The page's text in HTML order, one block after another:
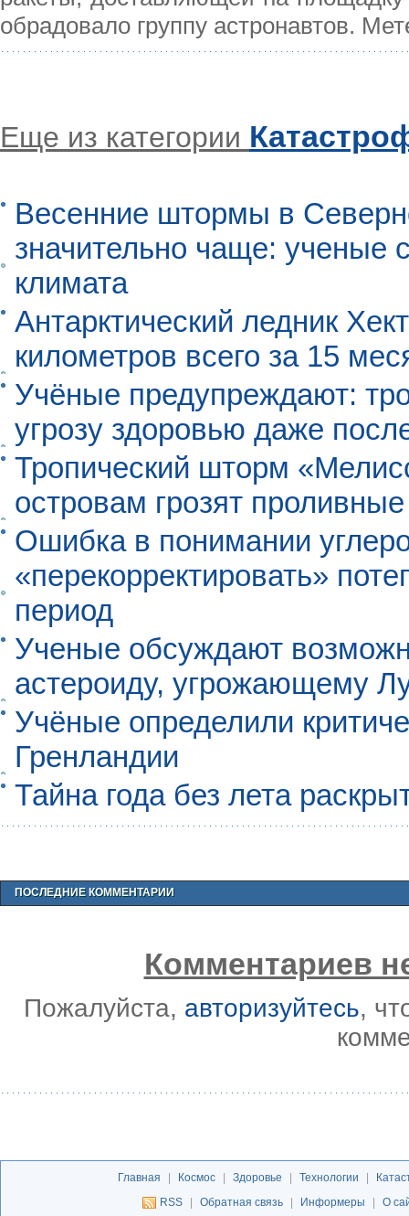
обрадовало группу астронавтов.
Еще из категории
Весенние штормы в
значительно чаще: ученые
климата
Антарктический ледник
километров всего за 15
Учёные предупреждают:
угрозу здоровью даже
Тропический шторм
островам грозят
Ошибка в понимании
«перекорректировать»
период
Ученые обсуждают
астероиду, угрожающему
Учёные определили
Гренландии
Тайна года без лета
ПОСЛЕДНИЕ КОММЕНТАРИИ
Комментариев
Пожалуйста, авторизуйтесь,
Главная | Космос | Здоровье | Технологии |
RSS
| Обратная связь | Информеры | О